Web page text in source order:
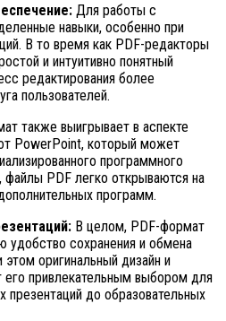
Для работы с
навыки, особенно при
В то время как PDF-редакторы
и интуитивно понятный
редактирования более
пользователей.
также выигрывает в аспекте
PowerPoint, который может
программного
PDF легко открываются на
программ.
В целом, PDF-формат
удобство сохранения и обмена
этом оригинальный дизайн и
его привлекательным выбором для
презентаций до образовательных